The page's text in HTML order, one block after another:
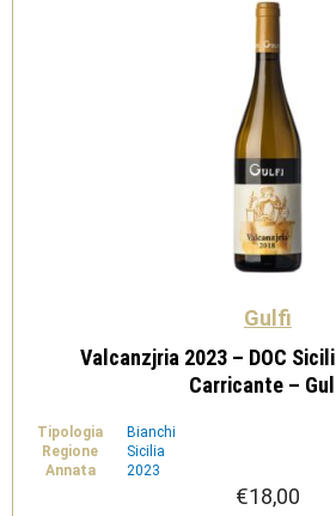
Gulfi
Valcanzjria 2023 – DOC
Carricante –
Tipologia
Bianchi
Regione
Sicilia
Annata
2023
€18,00